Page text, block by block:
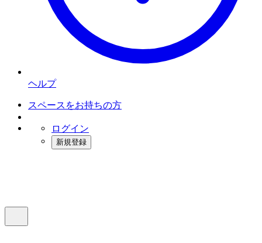
ヘルプ
スペースをお持ちの方
ログイン
新規登録